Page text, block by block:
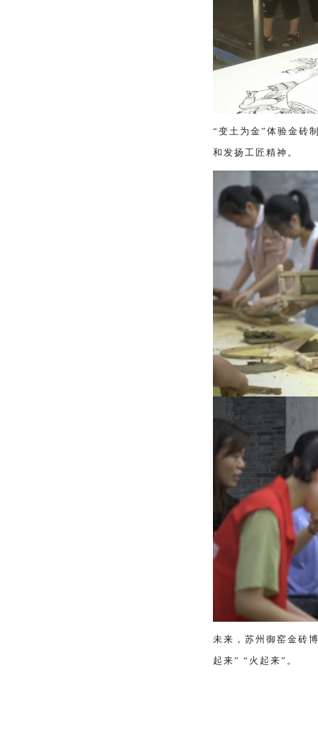
“变土为金”体验金砖
和发扬工匠精神。
未来，苏州御窑金砖
起来” “火起来”。